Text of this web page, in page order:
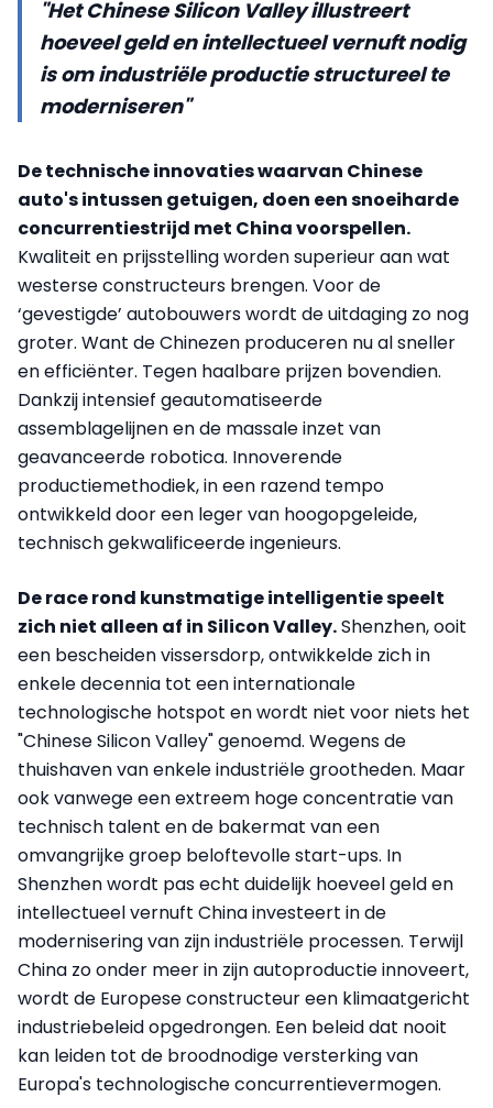
"Het Chinese Silicon Valley illustreert
hoeveel geld en intellectueel vernuft nodig
is om industriële productie structureel te
moderniseren"
De technische innovaties waarvan Chinese
auto's intussen getuigen, doen een snoeiharde
concurrentiestrijd met China voorspellen.
Kwaliteit en prijsstelling worden superieur aan wat
westerse constructeurs brengen. Voor de
‘gevestigde’ autobouwers wordt de uitdaging zo nog
groter. Want de Chinezen produceren nu al sneller
en efficiënter. Tegen haalbare prijzen bovendien.
Dankzij intensief geautomatiseerde
assemblagelijnen en de massale inzet van
geavanceerde robotica. Innoverende
productiemethodiek, in een razend tempo
ontwikkeld door een leger van hoogopgeleide,
technisch gekwalificeerde ingenieurs.
De race rond kunstmatige intelligentie speelt
zich niet alleen af in Silicon Valley.Shenzhen, ooit
een bescheiden vissersdorp, ontwikkelde zich in
enkele decennia tot een internationale
technologische hotspot en wordt niet voor niets het
"Chinese Silicon Valley" genoemd. Wegens de
thuishaven van enkele industriële grootheden. Maar
ook vanwege een extreem hoge concentratie van
technisch talent en de bakermat van een
omvangrijke groep beloftevolle start-ups. In
Shenzhen wordt pas echt duidelijk hoeveel geld en
intellectueel vernuft China investeert in de
modernisering van zijn industriële processen. Terwijl
China zo onder meer in zijn autoproductie innoveert,
wordt de Europese constructeur een klimaatgericht
industriebeleid opgedrongen. Een beleid dat nooit
kan leiden tot de broodnodige versterking van
Europa's technologische concurrentievermogen.